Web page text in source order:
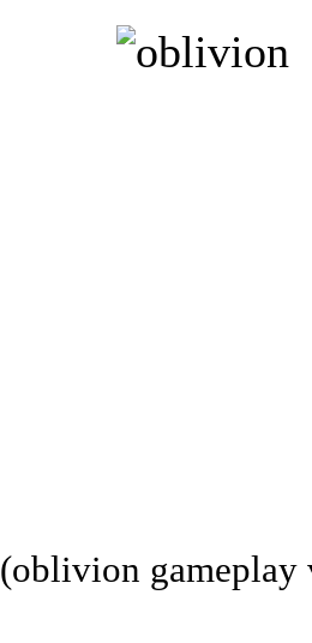
(oblivion gameplay